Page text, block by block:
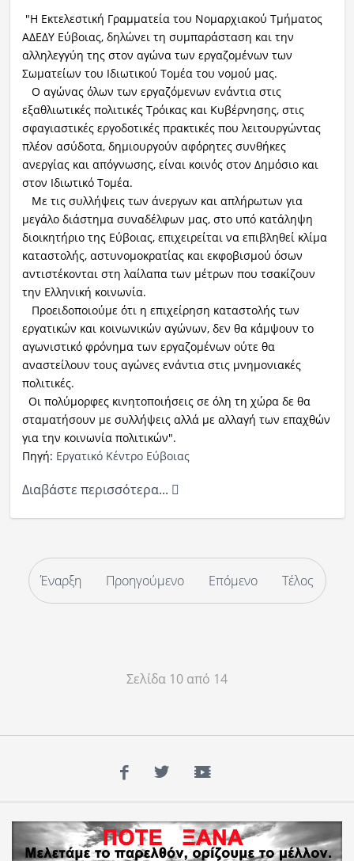
"Η Εκτελεστική Γραμματεία του Νομαρχιακού Τμήματος
ΑΔΕΔΥ Εύβοιας, δηλώνει τη συμπαράσταση και την
αλληλεγγύη της στον αγώνα των εργαζομένων των
Σωματείων του Ιδιωτικού Τομέα του νομού μας.
Ο αγώνας όλων των εργαζόμενων ενάντια στις
εξαθλιωτικές πολιτικές Τρόικας και Κυβέρνησης, στις
σφαγιαστικές εργοδοτικές πρακτικές που λειτουργώντας
πλέον ασύδοτα, δημιουργούν αφόρητες συνθήκες
ανεργίας και απόγνωσης, είναι κοινός στον Δημόσιο και
στον Ιδιωτικό Τομέα.
Με τις συλλήψεις των άνεργων και απλήρωτων για
μεγάλο διάστημα συναδέλφων μας, στο υπό κατάληψη
διοικητήριο της Εύβοιας, επιχειρείται να επιβληθεί κλίμα
καταστολής, αστυνομοκρατίας και εκφοβισμού όσων
αντιστέκονται στη λαίλαπα των μέτρων που τσακίζουν
την Ελληνική κοινωνία.
Προειδοποιούμε ότι η επιχείρηση καταστολής των
εργατικών και κοινωνικών αγώνων, δεν θα κάμψουν το
αγωνιστικό φρόνημα των εργαζομένων ούτε θα
αναστείλουν τους αγώνες ενάντια στις μνημονιακές
πολιτικές.
Οι πολύμορφες κινητοποιήσεις σε όλη τη χώρα δε θα
σταματήσουν με συλλήψεις αλλά με αλλαγή των επαχθών
για την κοινωνία πολιτικών".
Πηγή: Eργατικό Κέντρο Εύβοιας
Διαβάστε περισσότερα...
Έναρξη Προηγούμενο Επόμενο Τέλος
Σελίδα 10 από 14
Facebook
TwitterYouTube